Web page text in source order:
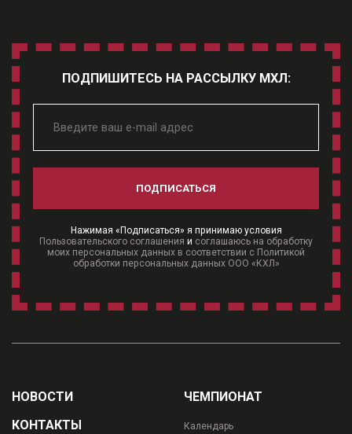
ПОДПИШИТЕСЬ НА РАССЫЛКУ МХЛ:
ПОДПИСАТЬСЯ
Нажимая «Подписаться» я принимаю условия
Пользовательского соглашения и соглашаюсь на обработку
моих персональных данных в соответствии с Политикой
обработки персональных данных ООО «КХЛ»
НОВОСТИ
КОНТАКТЫ
ЧЕМПИОНАТ
Календарь